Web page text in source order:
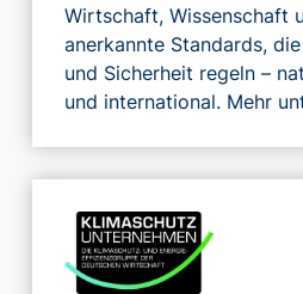
Wirtschaft, Wissenschaft
anerkannte Standards,
und Sicherheit regeln –
und international. Mehr